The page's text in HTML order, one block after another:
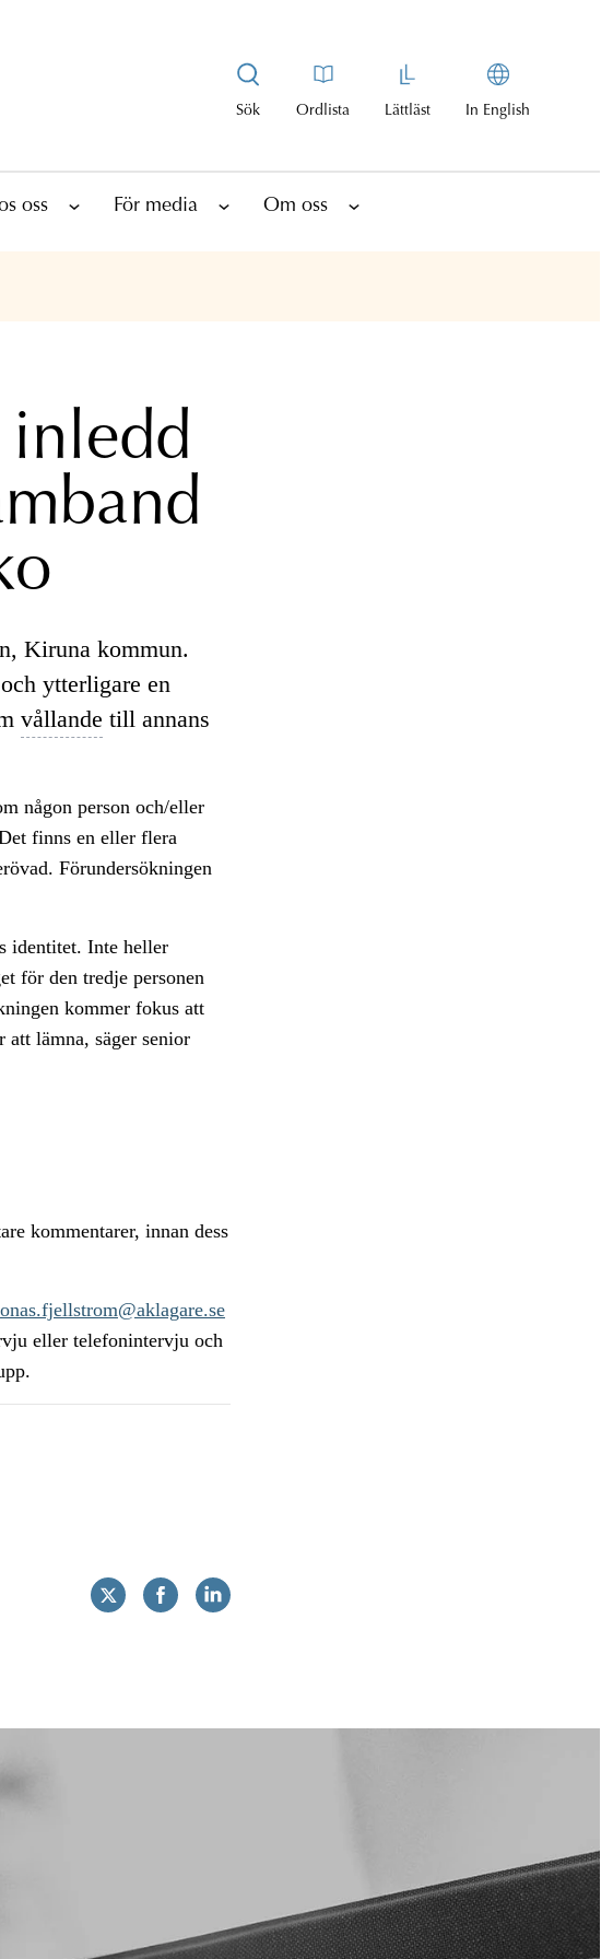
Sök Ordlista Lättläst In English
oss För media Om oss
inledd
Kiruna kommun.
ytterligare en
vållande till annans
någon person och/eller
finns en eller flera
Förundersökningen
identitet. Inte heller
för den tredje personen
kommer fokus att
att lämna, säger senior
kommentarer, innan dess
eller telefonintervju och